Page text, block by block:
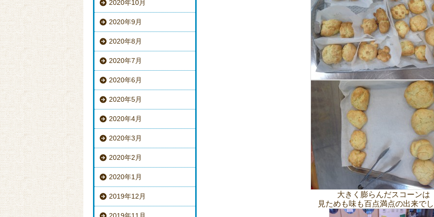
2020年10月
2020年9月
2020年8月
2020年7月
2020年6月
2020年5月
2020年4月
2020年3月
2020年2月
2020年1月
2019年12月
大きく膨らんだスコーンは
見ためも味も百点満点の出来で